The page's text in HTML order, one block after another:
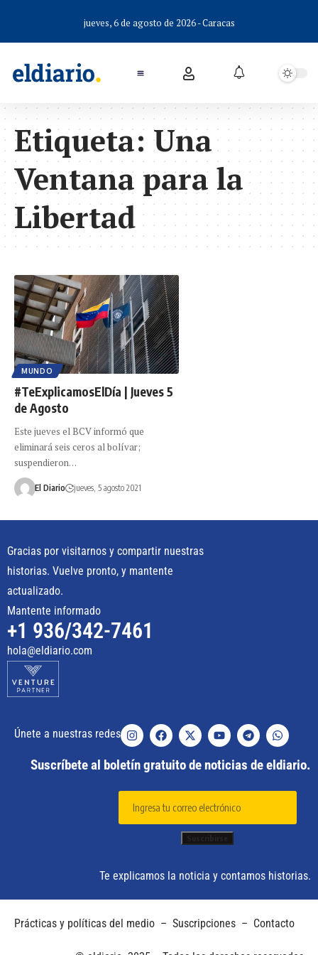
jueves, 6 de agosto de 2026 - Caracas
Etiqueta: Una
Ventana para la
Libertad
MUNDO
#TeExplicamosElDía | Jueves 5
de Agosto
Este jueves el BCV informó que
eliminará seis ceros al bolívar;
suspendieron…
El Diario jueves, 5 agosto 2021
Gracias por visitarnos y compartir nuestras
historias. Vuelve pronto, y mantente
actualizado.
Mantente informado
+1 936/342-7461
hola@eldiario.com
Únete a nuestras redes
Suscríbete al boletín gratuito de noticias de eldiario.
Te explicamos la noticia y contamos historias.
Prácticas y políticas del medio – Suscripciones – Contacto